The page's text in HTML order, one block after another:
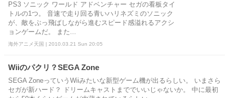
PS3 ソニック ワールド アドベンチャー セガの看板タイ
トルの1つ。 音速で走り回る青いハリネズミのソニック
が、敵をぶっ飛ばしながら進むスピード感溢れるアクシ
ョンゲームだ。 また...
海外アニメ天国 | 2010.03.21 Sun 20:05
Wiiのパクリ？SEGA Zone
SEGA ZoneっていうWiiみたいな新型ゲーム機が出るらしい。 いまさら
セガが新ハード？ ドリームキャストまででいいじゃないか。 中に最初